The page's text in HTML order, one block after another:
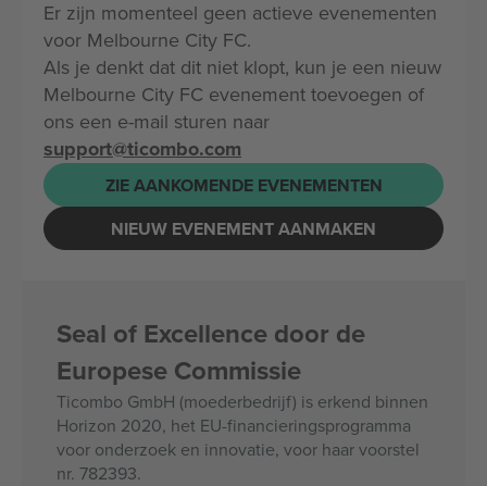
Er zijn momenteel geen actieve evenementen
voor Melbourne City FC.
Als je denkt dat dit niet klopt, kun je een nieuw
Melbourne City FC evenement toevoegen of
ons een e-mail sturen naar
support@ticombo.com
ZIE AANKOMENDE EVENEMENTEN
NIEUW EVENEMENT AANMAKEN
Seal of Excellence door de
Europese Commissie
Ticombo GmbH (moederbedrijf) is erkend binnen
Horizon 2020, het EU-financieringsprogramma
voor onderzoek en innovatie, voor haar voorstel
nr. 782393.